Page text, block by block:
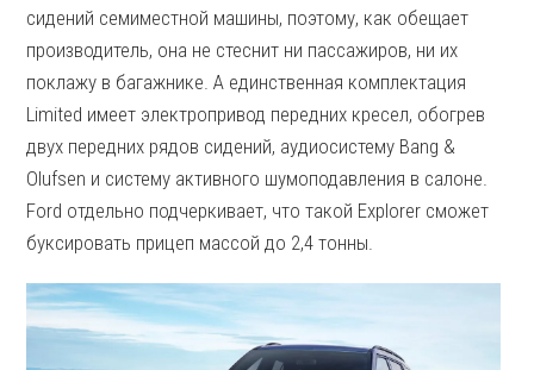
сидений семиместной машины, поэтому, как обещает
производитель, она не стеснит ни пассажиров, ни их
поклажу в багажнике. А единственная комплектация
Limited имеет электропривод передних кресел, обогрев
двух передних рядов сидений, аудиосистему Bang &
Olufsen и систему активного шумоподавления в салоне.
Ford отдельно подчеркивает, что такой Explorer сможет
буксировать прицеп массой до 2,4 тонны.